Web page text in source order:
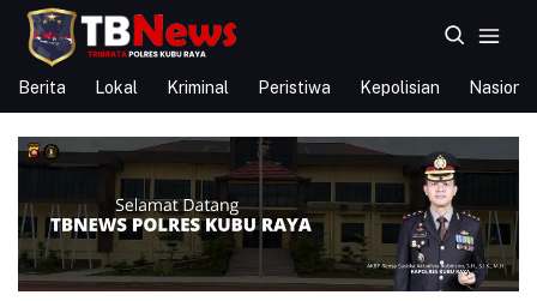
Berita Lokal Kriminal Peristiwa Kepolisian Nasional